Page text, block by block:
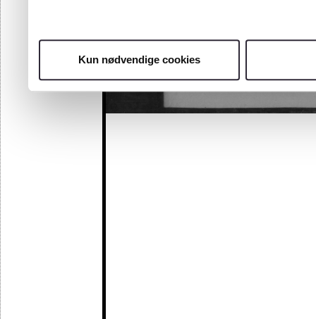
Kun nødvendige cookies